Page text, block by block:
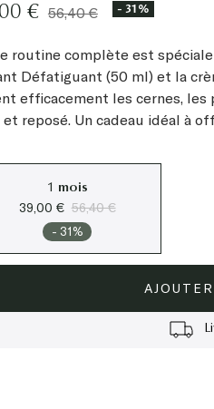
€ Prix
56,40 € - 31%
- 31%
1 mois
39,00 € 56,40 €
routine complète est
Défatiguant (50 ml) et la
efficacement les cernes,
et reposé. Un cadeau idéal à